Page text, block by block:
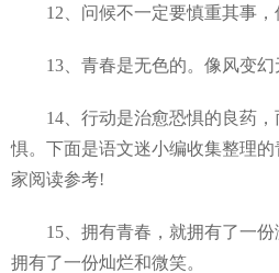
12、问候不一定要慎重其事，
13、青春是无色的。像风变幻
14、行动是治愈恐惧的良药，
惧。下面是语文迷小编收集整理
家阅读参考!
15、拥有青春，就拥有了一份
拥有了一份灿烂和微笑。